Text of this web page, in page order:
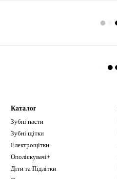
Каталог
Зубні пасти
Зубні щітки
Електрощітки
Ополіскувачі+
Діти та Підлітки